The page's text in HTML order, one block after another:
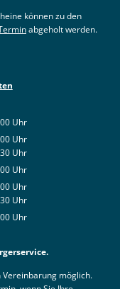
können zu den
abgeholt werden.
Uhr
08:00 bis 12:00 Uhr
Uhr
08:00 bis 12:00 Uhr
Uhr
14:00 bis 17:30 Uhr
Uhr
08:00 bis 12:00 Uhr
Uhr
08:00 bis 12:00 Uhr
Uhr
14:00 bis 17:30 Uhr
Uhr
möglich.